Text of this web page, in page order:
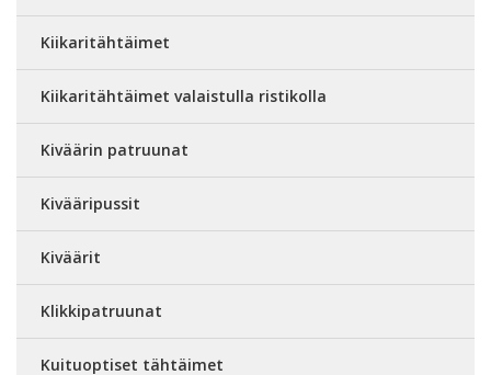
Kiikaritähtäimet
Kiikaritähtäimet valaistulla ristikolla
Kiväärin patruunat
Kivääripussit
Kiväärit
Klikkipatruunat
Kuituoptiset tähtäimet